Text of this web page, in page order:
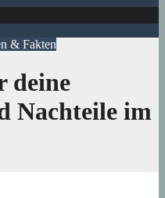
& Fakten
deine
Nachteile im